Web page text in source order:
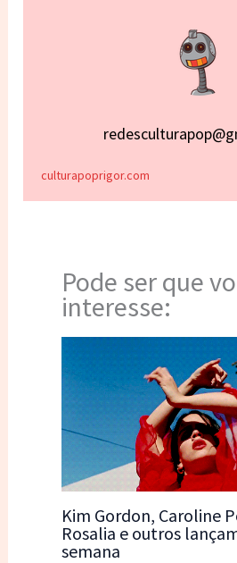
culturapoprigor.com
Pode ser que
interesse:
Kim Gordon, Caroline
Rosalia e outros
semana